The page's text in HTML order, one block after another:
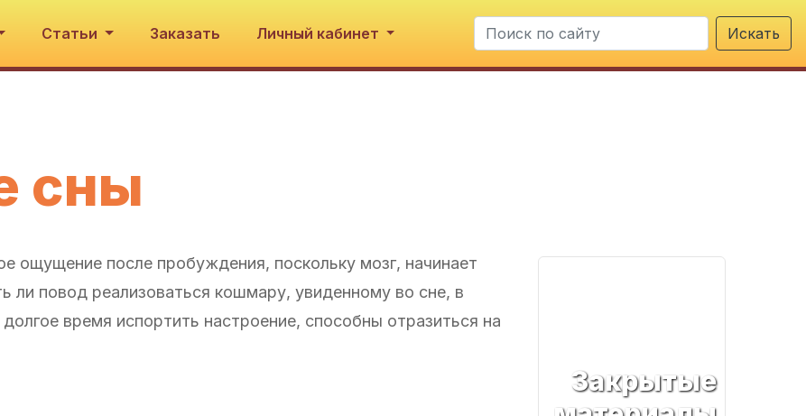
Статьи Заказать Личный кабинет Искать
сны
ощущение после пробуждения, поскольку мозг, начинает
ли повод реализоваться кошмару, увиденному во сне, в
время испортить настроение, способны отразиться на
Закрытые